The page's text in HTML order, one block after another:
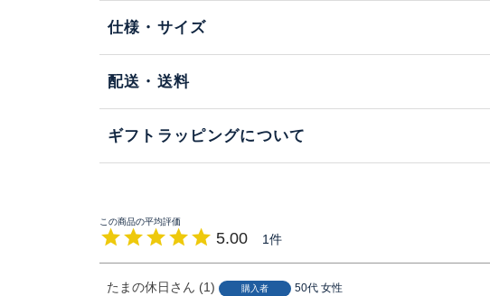
仕様・サイズ
配送・送料
ギフトラッピングについて
5.00 1
たまの休日 1 購入者 50代 女性